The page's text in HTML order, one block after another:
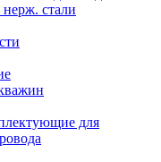
стали
для